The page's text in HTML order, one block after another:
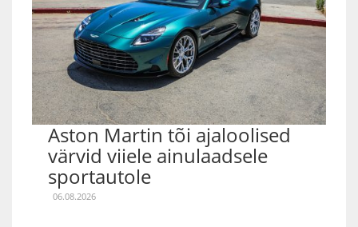
Aston Martin tõi ajaloolised
värvid viiele ainulaadsele
sportautole
06.08.2026